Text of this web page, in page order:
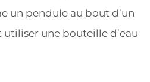
un pendule au bout d’un
une bouteille d’eau